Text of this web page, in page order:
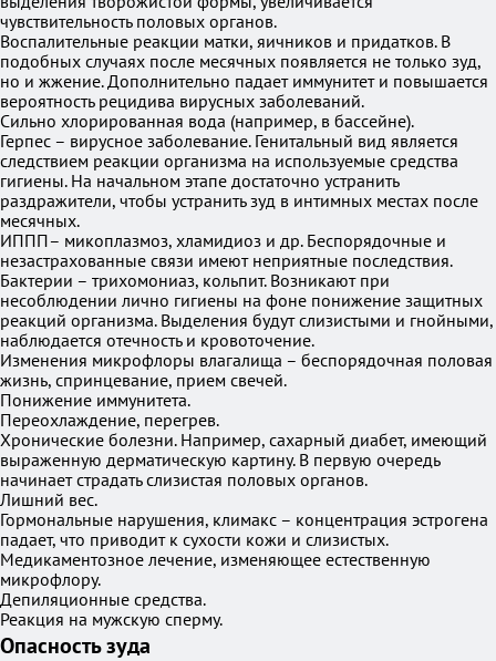
чувствительность половых органов.
Воспалительные реакции матки, яичников и придатков. В
подобных случаях после месячных появляется не только зуд,
но и жжение. Дополнительно падает иммунитет и повышается
вероятность рецидива вирусных заболеваний.
Сильно хлорированная вода (например, в бассейне).
Герпес – вирусное заболевание. Генитальный вид является
следствием реакции организма на используемые средства
гигиены. На начальном этапе достаточно устранить
раздражители, чтобы устранить зуд в интимных местах после
месячных.
ИППП– микоплазмоз, хламидиоз и др. Беспорядочные и
незастрахованные связи имеют неприятные последствия.
Бактерии – трихомониаз, кольпит. Возникают при
несоблюдении лично гигиены на фоне понижение защитных
реакций организма. Выделения будут слизистыми и гнойными,
наблюдается отечность и кровоточение.
Изменения микрофлоры влагалища – беспорядочная половая
жизнь, спринцевание, прием свечей.
Понижение иммунитета.
Переохлаждение, перегрев.
Хронические болезни. Например, сахарный диабет, имеющий
выраженную дерматическую картину. В первую очередь
начинает страдать слизистая половых органов.
Лишний вес.
Гормональные нарушения, климакс – концентрация эстрогена
падает, что приводит к сухости кожи и слизистых.
Медикаментозное лечение, изменяющее естественную
микрофлору.
Депиляционные средства.
Реакция на мужскую сперму.
Опасность зуда